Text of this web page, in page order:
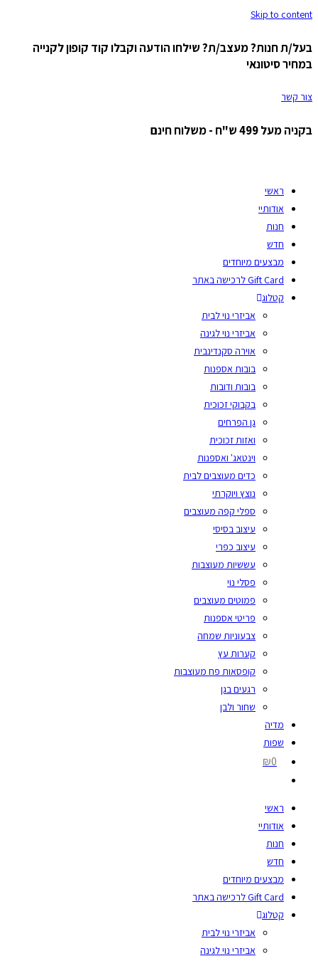
Skip to content
בעל/ת חנות? מעצב/ת? שילחו הודעה וקבלו קוד קופון לקנייה
במחיר סיטונאי
צור קשר
בקניה מעל 499 ש"ח - משלוח חינם
ראשי
אודותיי
חנות
חדש
מבצעים מיוחדים
Gift Card לרכישה באתר
קטלוג
אביזרי נוי לבית
אביזרי נוי לגינה
אוירה סקנדינבית
בובות אספנות
בובות ודובות
בקבוקי זכוכית
גן הפרחים
ואזות זכוכית
וינטאג' ואספנות
כדים מעוצבים לבית
נוצץ ויוקרתי
ספלי קפה מעוצבים
עיצוב בסיסי
עיצוב כפרי
עששיות מעוצבות
פסלי נוי
פמוטים מעוצבים
פריטי אספנות
צבעוניות שמחה
קערות עץ
קופסאות פח מעוצבות
רגעים בגן
שחור ולבן
מדיה
שפות
₪0
ראשי
אודותיי
חנות
חדש
מבצעים מיוחדים
Gift Card לרכישה באתר
קטלוג
אביזרי נוי לבית
אביזרי נוי לגינה